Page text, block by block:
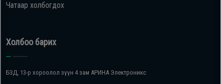
Чатаар холбогдох
Холбоо барих
БЗД, 13-р хороолол зүүн 4 зам АРИНА Электроникс